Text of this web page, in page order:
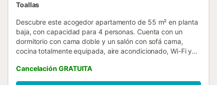
Toallas
Descubre este acogedor apartamento de 55 m² en planta
baja, con capacidad para 4 personas. Cuenta con un
dormitorio con cama doble y un salón con sofá cama,
cocina totalmente equipada, aire acondicionado, Wi-Fi y
con aparcamiento en la calle y buena conexión de
transporte público cerca del apartamento. El número de
Cancelación GRATUITA